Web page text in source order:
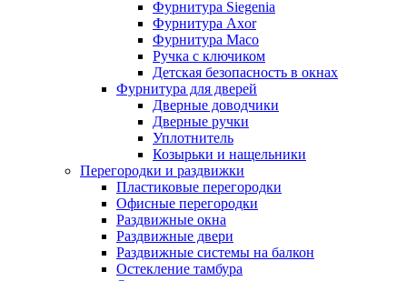
Фурнитура Siegenia
Фурнитура Axor
Фурнитура Maco
Ручка с ключиком
Детская безопасность в окнах
Фурнитура для дверей
Дверные доводчики
Дверные ручки
Уплотнитель
Козырьки и нащельники
Перегородки и раздвижки
Пластиковые перегородки
Офисные перегородки
Раздвижные окна
Раздвижные двери
Раздвижные системы на балкон
Остекление тамбура